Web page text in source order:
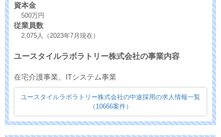
資本金
500万円
従業員数
2,075人（2023年7月現在）
ユースタイルラボラトリー株式会社の事業内容
在宅介護事業、ITシステム事業
ユースタイルラボラトリー株式会社の中途採用の求人情報一覧
（10666案件）